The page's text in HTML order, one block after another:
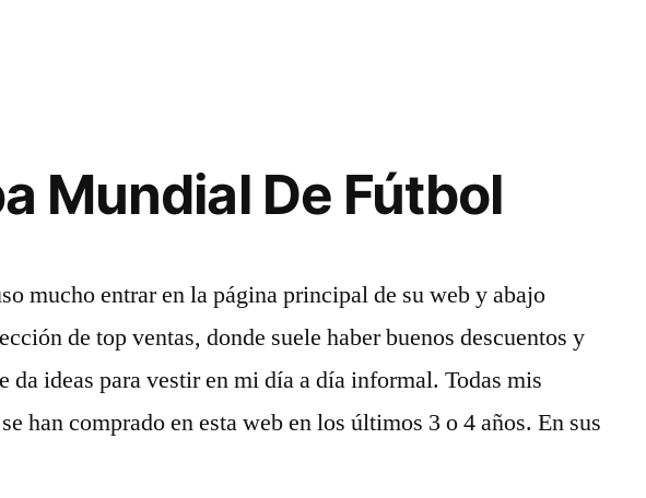
Mundial De Fútbol
mucho entrar en la página principal de su web y abajo
de top ventas, donde suele haber buenos descuentos y
da ideas para vestir en mi día a día informal. Todas mis
han comprado en esta web en los últimos 3 o 4 años. En sus